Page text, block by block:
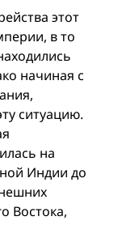
этот
в то
начиная с
ситуацию.
на
Индии до
Востока,